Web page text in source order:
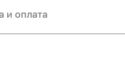
и оплата